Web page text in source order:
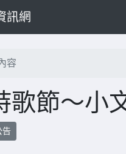
訊網
容
歌節～小
告